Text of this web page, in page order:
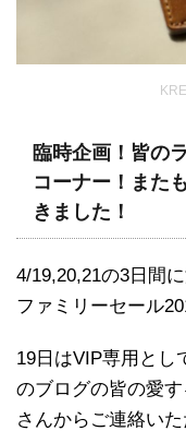
臨時企画！皆の
コーナー！また
きました！
4/19,20,21の3日間
ファミリーセール
19日はVIP専用とし
のブログの皆の愛
さんからご連絡い